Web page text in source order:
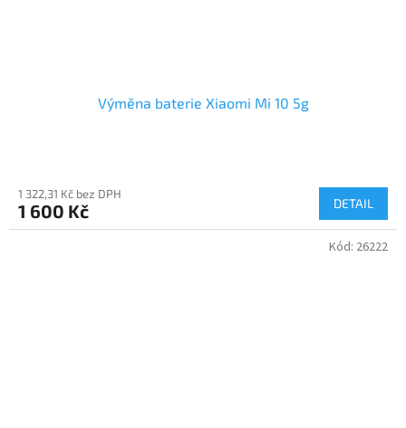
Výměna baterie Xiaomi Mi 10 5g
1 322,31 Kč bez DPH
1 600 Kč DETAIL
Kód: 26222